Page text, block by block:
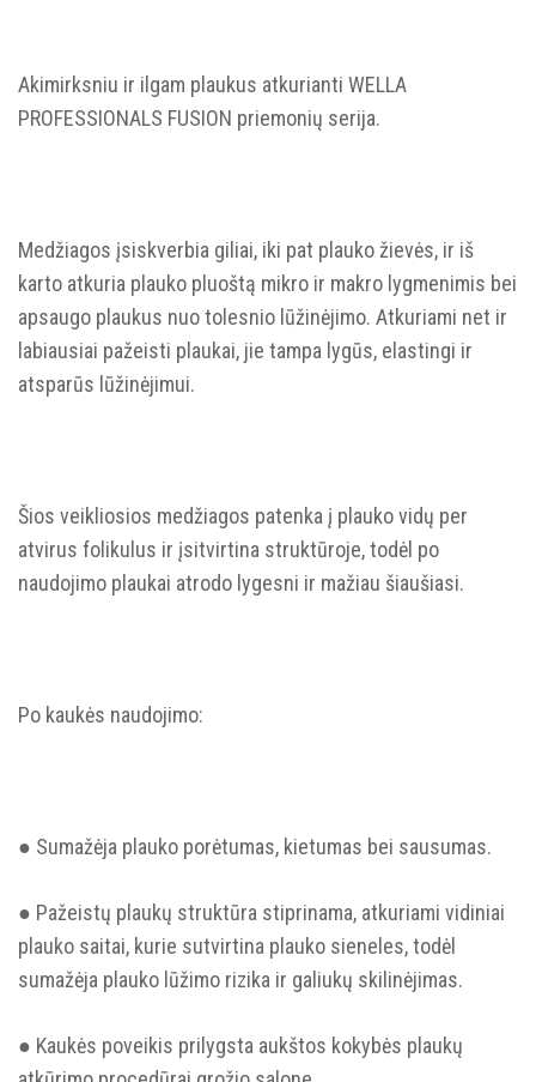
Akimirksniu ir ilgam plaukus atkurianti WELLA
PROFESSIONALS FUSION priemonių serija.
Medžiagos įsiskverbia giliai, iki pat plauko žievės, ir iš
karto atkuria plauko pluoštą mikro ir makro lygmenimis bei
apsaugo plaukus nuo tolesnio lūžinėjimo. Atkuriami net ir
labiausiai pažeisti plaukai, jie tampa lygūs, elastingi ir
atsparūs lūžinėjimui.
Šios veikliosios medžiagos patenka į plauko vidų per
atvirus folikulus ir įsitvirtina struktūroje, todėl po
naudojimo plaukai atrodo lygesni ir mažiau šiaušiasi.
Po kaukės naudojimo:
● Sumažėja plauko porėtumas, kietumas bei sausumas.
● Pažeistų plaukų struktūra stiprinama, atkuriami vidiniai
plauko saitai, kurie sutvirtina plauko sieneles, todėl
sumažėja plauko lūžimo rizika ir galiukų skilinėjimas.
● Kaukės poveikis prilygsta aukštos kokybės plaukų
UŽSAKYMUI!